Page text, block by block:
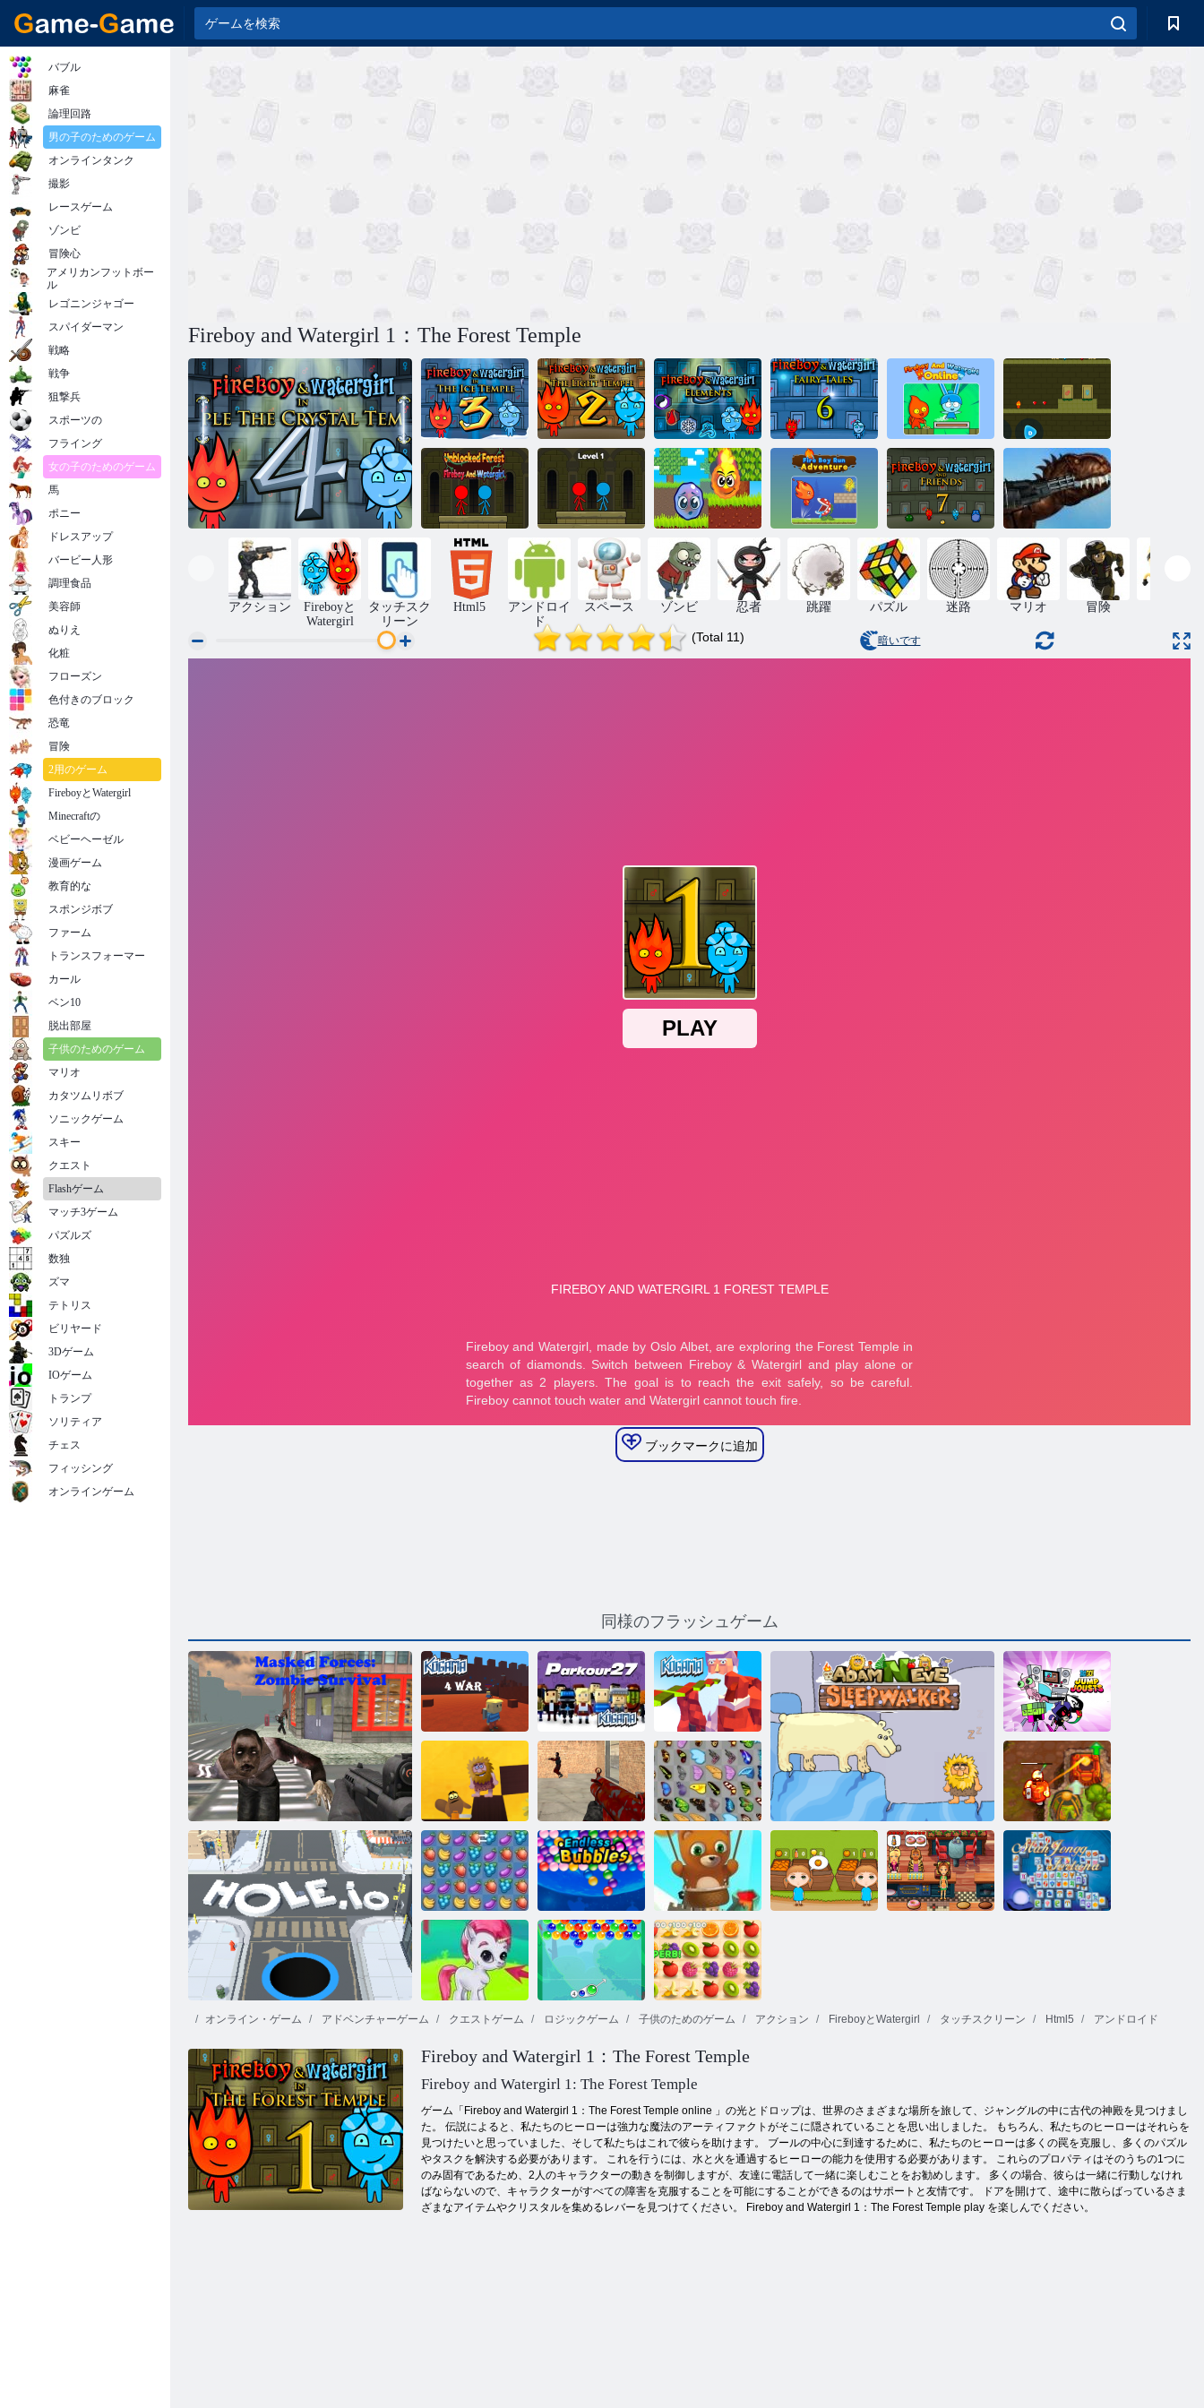
Fireboy and Watergirl 1：The Forest Temple
Fireboy and
Watergirl 3：
The Ice Temple
Fireboy and
Watergirl 2：
The Light
Temple
Fireboy and
Watergirl 5：要
素
Fireboy and
Watergirl 6：お
とぎ話
オンラインで
消防車とウォ
ーターガール
オンラインで
消防車とウォ
ーターガール
ブロックされ
ていない森の
消防車とウォ
ーターガール
ブロックされ
ていない森の
消防車とウォ
ーターガール
ファイアボー
ルとウォータ
ーボール: パル
クールのラブ
ファイアーボ
ーイ ラン アド
ベンチャー
ファイアボー
イ＆ウォータ
ーガール 7: と
その仲間たち
メキシコレッ
アクション
Fireboyと
Watergirl
タッチスク
リーン
Html5
アンドロイ
ド
スペース ゾンビ 忍者 跳躍 パズル 迷路 マリオ 冒険
(Total 11) 暗いです
ブックマークに追加
同様のフラッシュゲーム
仮面ライダー：ゾンビサバイバル
コガマ：4戦争
小金：パルク
ール27
小金：Xmas
Parkour
ティーン・タ
イタンズ・ゴ
ー：ジャン
プ・ジョーズ
アダム と イブ
8ラブクエスト
クレイジーシ
ューティング
穴。 io
バタフライ京
都
呪われた宝物2
フルーツ クラ
ッシュ
ムゲン ば ぶる
永遠のバブル
シューター
バブルゲーム
秘密のバブル
と仲間たち
ジューシーダ
ッシュ
オンライン・ゲーム アドベンチャーゲーム クエストゲーム ロジックゲーム 子供のためのゲーム アクション FireboyとWatergirl タッチスクリーン Html5 アンドロイド
Fireboy and Watergirl 1：The Forest Temple
Fireboy and Watergirl 1: The Forest Temple
ゲーム「Fireboy and Watergirl 1：The Forest Temple online 」の光とドロップは、世界のさまざまな場所を旅して、ジャングルの中に古代の神殿を見つけまし
た。 伝説によると、私たちのヒーローは強力な魔法のアーティファクトがそこに隠されていることを思い出しました。 もちろん、私たちのヒーローはそれらを
見つけたいと思っていました、そして私たちはこれで彼らを助けます。 ブールの中心に到達するために、私たちのヒーローは多くの罠を克服し、多くのパズル
やタスクを解決する必要があります。 これを行うには、水と火を通過するヒーローの能力を使用する必要があります。 これらのプロパティはそのうちの1つに
のみ固有であるため、2人のキャラクターの動きを制御しますが、友達に電話して一緒に楽しむことをお勧めします。 多くの場合、彼らは一緒に行動しなけれ
ばならないので、キャラクターがすべての障害を克服することを可能にすることができるのはサポートと友情です。 ドアを開けて、途中に散らばっているさま
ざまなアイテムやクリスタルを集めるレバーを見つけてください。 Fireboy and Watergirl 1：The Forest Temple play を楽しんでください。
バブル
麻雀
論理回路
男の子のためのゲーム
オンラインタンク
撮影
レースゲーム
ゾンビ
冒険心
アメリカンフットボー
ル
レゴニンジャゴー
スパイダーマン
戦略
戦争
狙撃兵
スポーツの
フライング
女の子のためのゲーム
馬
ポニー
ドレスアップ
バービー人形
調理食品
美容師
ぬりえ
化粧
フローズン
色付きのブロック
恐竜
冒険
2用のゲーム
FireboyとWatergirl
Minecraftの
ベビーヘーゼル
漫画ゲーム
教育的な
スポンジボブ
ファーム
トランスフォーマー
カール
ベン10
脱出部屋
子供のためのゲーム
マリオ
カタツムリボブ
ソニックゲーム
スキー
クエスト
Flashゲーム
マッチ3ゲーム
パズルズ
数独
ズマ
テトリス
ビリヤード
3Dゲーム
IOゲーム
トランプ
ソリティア
チェス
フィッシング
オンラインゲーム